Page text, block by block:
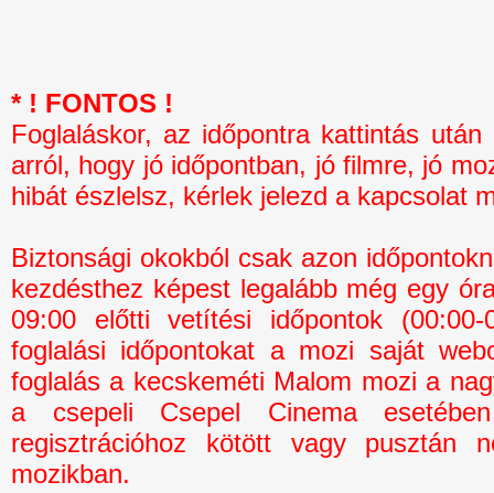
* ! FONTOS !
Foglaláskor, az időpontra kattintás
arról, hogy jó időpontban, jó filmre, jó
hibát észlelsz, kérlek jelezd a kapcsolat
Biztonsági okokból csak azon
kezdésthez képest legalább még egy
09:00 előtti vetítési időpontok
foglalási időpontokat a mozi saját
foglalás a kecskeméti Malom mozi a
a csepeli Csepel Cinema
regisztrációhoz kötött vagy pusztán
mozikban.